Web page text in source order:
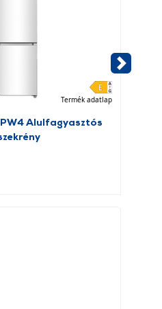
Termék adatlap
Alulfagyasztós